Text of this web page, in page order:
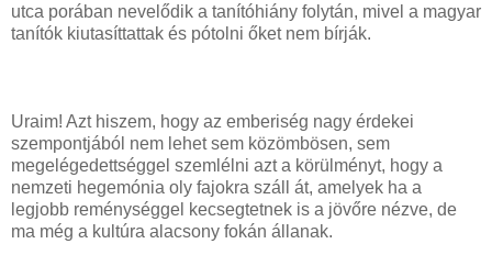
utca porában nevelődik a tanítóhiány folytán, mivel a magyar
tanítók kiutasíttattak és pótolni őket nem bírják.
Uraim! Azt hiszem, hogy az emberiség nagy érdekei
szempontjából nem lehet sem közömbösen, sem
megelégedettséggel szemlélni azt a körülményt, hogy a
nemzeti hegemónia oly fajokra száll át, amelyek ha a
legjobb reménységgel kecsegtetnek is a jövőre nézve, de
ma még a kultúra alacsony fokán állanak.